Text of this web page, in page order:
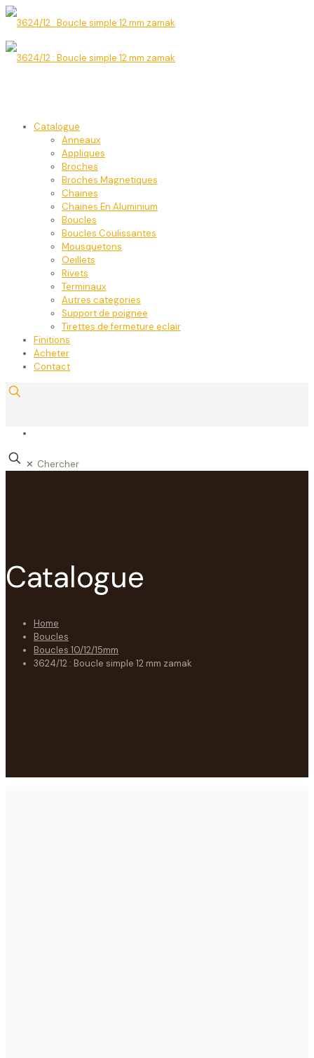
Catalogue
Anneaux
Appliques
Broches
Broches Magnetiques
Chaines
Chaines En Aluminium
Boucles
Boucles Coulissantes
Mousquetons
Oeillets
Rivets
Terminaux
Autres categories
Support de poignee
Tirettes de fermeture eclair
Finitions
Acheter
Contact
✕
Catalogue
Home
Boucles
Boucles 10/12/15mm
3624/12 : Boucle simple 12 mm zamak